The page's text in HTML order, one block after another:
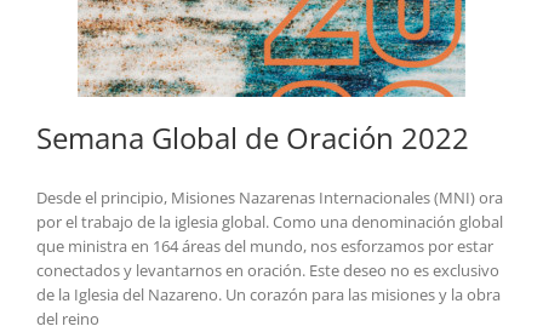
Semana Global de Oración 2022
Desde el principio, Misiones Nazarenas Internacionales (MNI) ora
por el trabajo de la iglesia global. Como una denominación global
que ministra en 164 áreas del mundo, nos esforzamos por estar
conectados y levantarnos en oración. Este deseo no es exclusivo
de la Iglesia del Nazareno. Un corazón para las misiones y la obra
del reino